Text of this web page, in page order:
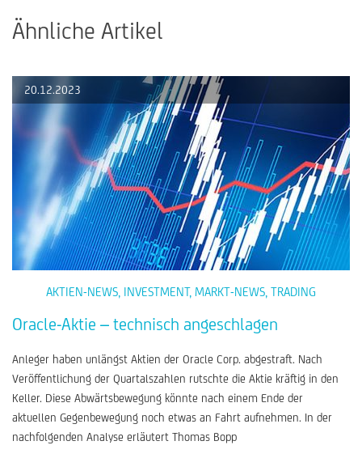
Ähnliche Artikel
20.12.2023
AKTIEN-NEWS INVESTMENT, MARKT-NEWS TRADING
Oracle-Aktie – technisch angeschlagen
Anleger haben unlängst Aktien der Oracle Corp. abgestraft. Nach
Veröffentlichung der Quartalszahlen rutschte die Aktie kräftig in den
Keller. Diese Abwärtsbewegung könnte nach einem Ende der
aktuellen Gegenbewegung noch etwas an Fahrt aufnehmen. In der
nachfolgenden Analyse erläutert Thomas Bopp